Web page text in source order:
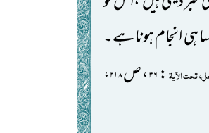
ہی انجام ہونا ہے۔
تحت الآیۃ : ۳۶، ص۲۱۸،